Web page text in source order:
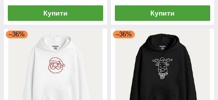
Купити Купити
–36% –36%